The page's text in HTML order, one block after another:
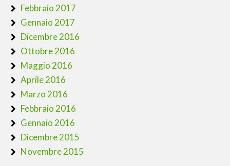
Febbraio 2017
Gennaio 2017
Dicembre 2016
Ottobre 2016
Maggio 2016
Aprile 2016
Marzo 2016
Febbraio 2016
Gennaio 2016
Dicembre 2015
Novembre 2015